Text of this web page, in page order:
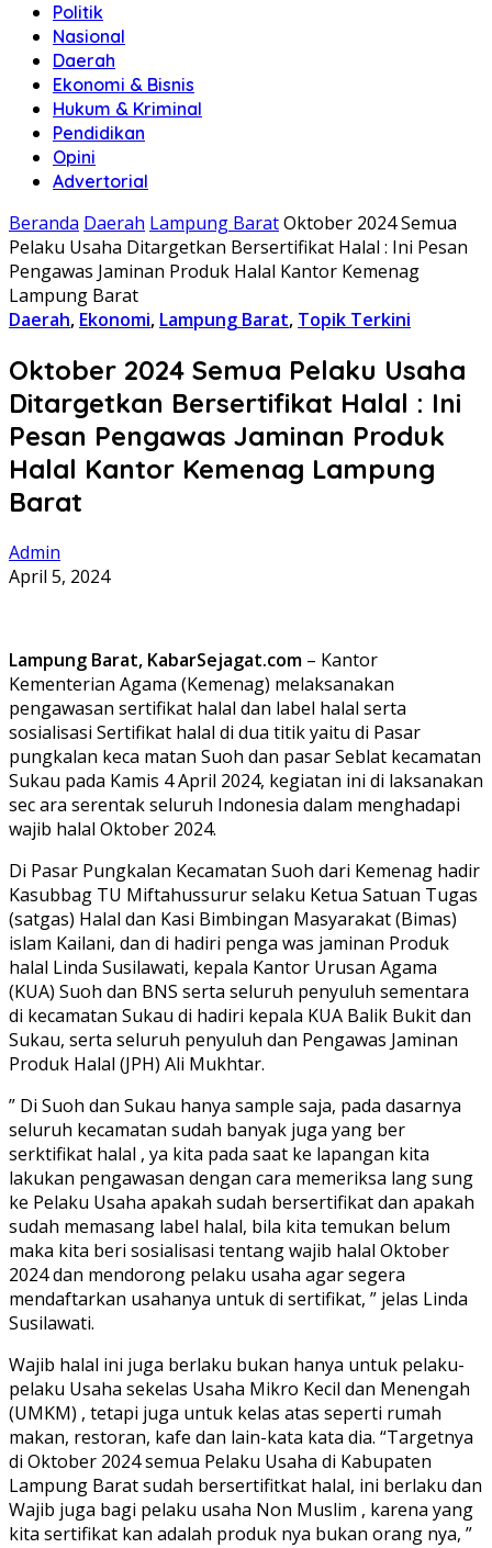
Politik
Nasional
Daerah
Ekonomi & Bisnis
Hukum & Kriminal
Pendidikan
Opini
Advertorial
Beranda Daerah Lampung BaratOktober 2024 Semua
Pelaku Usaha Ditargetkan Bersertifikat Halal : Ini Pesan
Pengawas Jaminan Produk Halal Kantor Kemenag
Lampung Barat
Daerah, Ekonomi, Lampung Barat, Topik Terkini
Oktober 2024 Semua Pelaku Usaha
Ditargetkan Bersertifikat Halal : Ini
Pesan Pengawas Jaminan Produk
Halal Kantor Kemenag Lampung
Barat
Admin
April 5, 2024
Lampung Barat, KabarSejagat.com – Kantor
Kementerian Agama (Kemenag) melaksanakan
pengawasan sertifikat halal dan label halal serta
sosialisasi Sertifikat halal di dua titik yaitu di Pasar
pungkalan keca matan Suoh dan pasar Seblat kecamatan
Sukau pada Kamis 4 April 2024, kegiatan ini di laksanakan
sec ara serentak seluruh Indonesia dalam menghadapi
wajib halal Oktober 2024.
Di Pasar Pungkalan Kecamatan Suoh dari Kemenag hadir
Kasubbag TU Miftahussurur selaku Ketua Satuan Tugas
(satgas) Halal dan Kasi Bimbingan Masyarakat (Bimas)
islam Kailani, dan di hadiri penga was jaminan Produk
halal Linda Susilawati, kepala Kantor Urusan Agama
(KUA) Suoh dan BNS serta seluruh penyuluh sementara
di kecamatan Sukau di hadiri kepala KUA Balik Bukit dan
Sukau, serta seluruh penyuluh dan Pengawas Jaminan
Produk Halal (JPH) Ali Mukhtar.
” Di Suoh dan Sukau hanya sample saja, pada dasarnya
seluruh kecamatan sudah banyak juga yang ber
serktifikat halal , ya kita pada saat ke lapangan kita
lakukan pengawasan dengan cara memeriksa lang sung
ke Pelaku Usaha apakah sudah bersertifikat dan apakah
sudah memasang label halal, bila kita temukan belum
maka kita beri sosialisasi tentang wajib halal Oktober
2024 dan mendorong pelaku usaha agar segera
mendaftarkan usahanya untuk di sertifikat, ” jelas Linda
Susilawati.
Wajib halal ini juga berlaku bukan hanya untuk pelaku-
pelaku Usaha sekelas Usaha Mikro Kecil dan Menengah
(UMKM) , tetapi juga untuk kelas atas seperti rumah
makan, restoran, kafe dan lain-kata kata dia. “Targetnya
di Oktober 2024 semua Pelaku Usaha di Kabupaten
Lampung Barat sudah bersertifitkat halal, ini berlaku dan
Wajib juga bagi pelaku usaha Non Muslim , karena yang
kita sertifikat kan adalah produk nya bukan orang nya, ”